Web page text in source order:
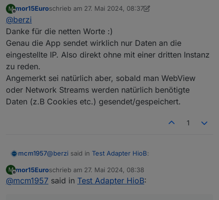
Schlank, super schnell, kein unnötiger SchnickSchnack,
stabil, super motivierter Entwickler, ...
Erste Sahne! Kann jedem nur nahe legen einen Versuch
zu wagen.
@mcm1957deine Antwort ist vermutlich freundlicher
gemeint, als sie klingt, da es dir wohl nur um den
Hinweis geht, dass man die Info im thread schneller parat
haben könnte. Ein Blick auf Seite 1 in der Doku mit
mehreren links zur Beschreibung des
Verbindungsaufbaus hätte dir die Antwort schneller
gegeben, als zu formulieren, dass du nicht in die Doku
öffnet. Diesen kannst du noch wahlweise per AES oder
zertifikatsbasiert verschlüsseln. Nicht nur absolut
datenschutzfreundlich, sondern auch super schnell und
ohne delay :)
M
Offline
mor15Euroschrieb am 27. Mai 2024, 08:37
zuletzt editiert von mor15Euro
@berzi
Danke für die netten Worte :)
Genau die App sendet wirklich nur Daten an die
eingestellte IP. Also direkt ohne mit einer dritten Instanz
zu reden.
Angemerkt sei natürlich aber, sobald man WebView
oder Network Streams werden natürlich benötigte
Daten (z.B Cookies etc.) gesendet/gespeichert.
1
mcm1957@berzi said in Test Adapter HioB:
@mcm1957deine Antwort ist vermutlich
M
Offline
mor15Euroschrieb am 27. Mai 2024, 08:38
zuletzt editiert von
@mcm1957 said in Test Adapter HioB: